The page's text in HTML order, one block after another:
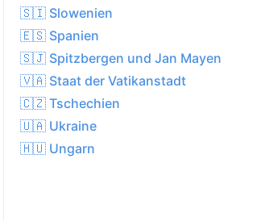
15.8 kph
0.0 mm
7.0
05:47 AM
08:47 PM
🇸🇮 Slowenien
🇪🇸 Spanien
🇸🇯 Spitzbergen und Jan Mayen
🇻🇦 Staat der Vatikanstadt
🇨🇿 Tschechien
🇺🇦 Ukraine
🇭🇺 Ungarn